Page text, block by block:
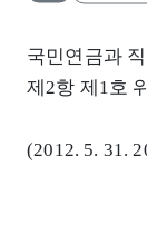
국민연금과
제2항 제1호
(2012. 5. 31.